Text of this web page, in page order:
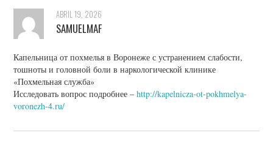
ABRIL 19, 2026
SAMUELMAF
Капельница от похмелья в Воронеже с устранением слабости,
тошноты и головной боли в наркологической клинике
«Похмельная служба»
Исследовать вопрос подробнее –http://kapelnicza-ot-pokhmelya-
voronezh-4.ru/